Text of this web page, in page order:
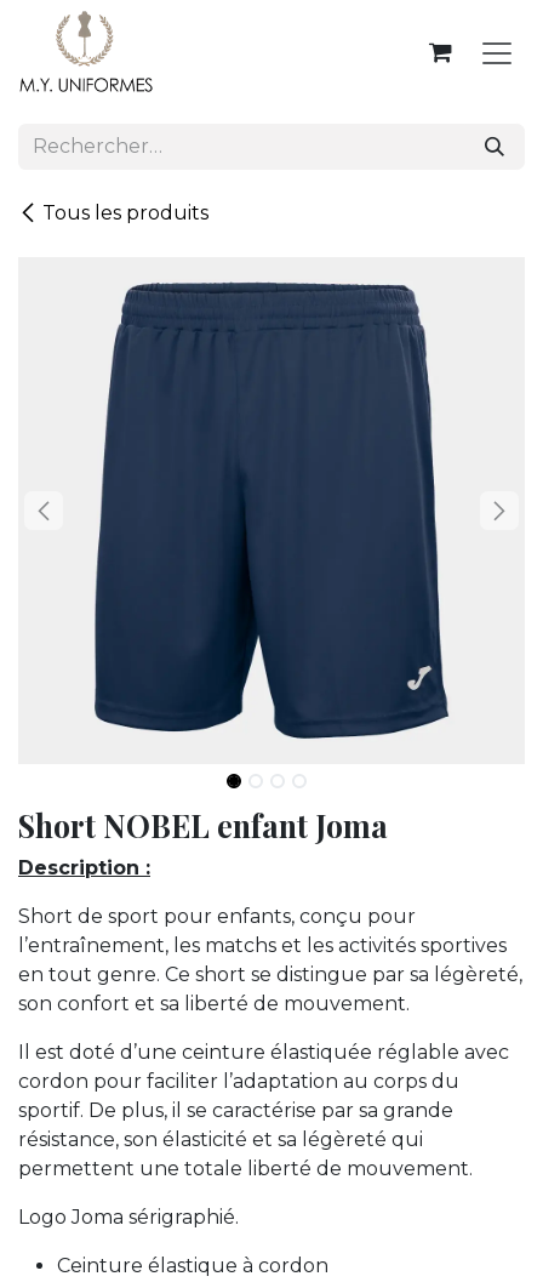
Se rendre au contenu
Tous les produits
Short NOBEL enfant Joma
Description :
Short de sport pour enfants, conçu pour
l’entraînement, les matchs et les activités sportives
en tout genre. Ce short se distingue par sa légèreté,
son confort et sa liberté de mouvement.
Il est doté d’une ceinture élastiquée réglable avec
cordon pour faciliter l’adaptation au corps du
sportif. De plus, il se caractérise par sa grande
résistance, son élasticité et sa légèreté qui
permettent une totale liberté de mouvement.
Logo Joma sérigraphié.
Ceinture élastique à cordon